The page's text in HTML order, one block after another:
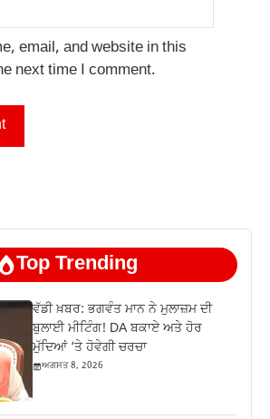
email, and website in this
next time I comment.
Top Trending
ਵੱਡੀ ਖ਼ਬਰ: ਭਗਵੰਤ ਮਾਨ ਨੇ ਮੁਲਾਜ਼ਮ ਦੀ
ਬੁਲਾਈ ਮੀਟਿੰਗ! DA ਬਕਾਏ ਅਤੇ ਹੋਰ
ਮੁੱਦਿਆਂ ‘ਤੇ ਹੋਵੇਗੀ ਚਰਚਾ
ਅਗਸਤ 8, 2026